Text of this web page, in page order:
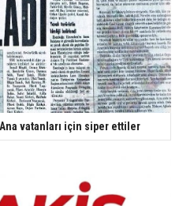
vatanları için siper ettiler